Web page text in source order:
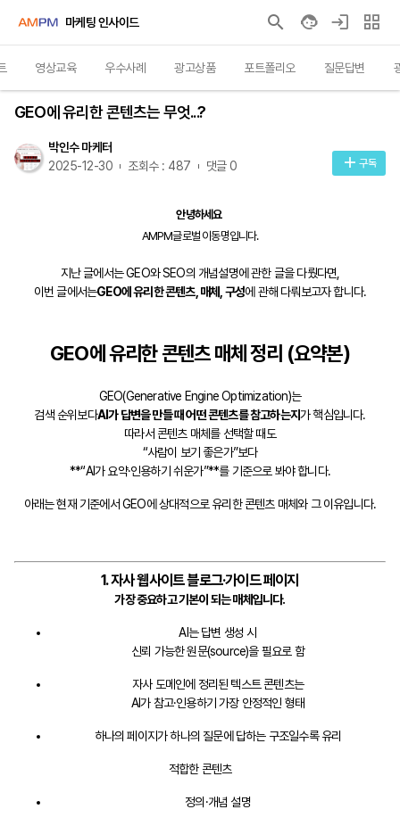
마케팅 인사이드
영상교육 우수사례 광고상품 포트폴리오 질문답변
인사이트
GEO에 유리한 콘텐츠는 무엇...?
박인수 마케터
2025-12-30
조회수 : 487 댓글 0 구독
안녕하세요
AMPM글로벌 이동명입니다.
지난 글에서는 GEO와 SEO의 개념설명에 관한 글을 다뤘다면,
이번 글에서는GEO에 유리한 콘텐츠, 매체, 구성에 관해 다뤄보고자 합니다.
GEO에 유리한 콘텐츠 매체 정리 (요약본)
GEO(Generative Engine Optimization)는
검색 순위보다AI가 답변을 만들 때 어떤 콘텐츠를 참고하는지가 핵심입니다.
따라서 콘텐츠 매체를 선택할 때도
“사람이 보기 좋은가”보다
**“AI가 요약·인용하기 쉬운가”**를 기준으로 봐야 합니다.
아래는 현재 기준에서 GEO에 상대적으로 유리한 콘텐츠 매체와 그 이유입니다.
1. 자사 웹사이트 블로그·가이드 페이지
가장 중요하고 기본이 되는 매체입니다.
AI는 답변 생성 시
신뢰 가능한 원문(source)을 필요로 함
자사 도메인에 정리된 텍스트 콘텐츠는
AI가 참고·인용하기 가장 안정적인 형태
하나의 페이지가 하나의 질문에 답하는 구조일수록 유리
적합한 콘텐츠
정의·개념 설명